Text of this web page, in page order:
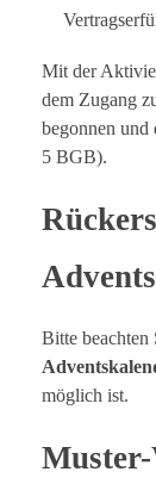
Mit der
dem Zugang
begonnen und
5 BGB).
Bitte beachten
möglich ist.